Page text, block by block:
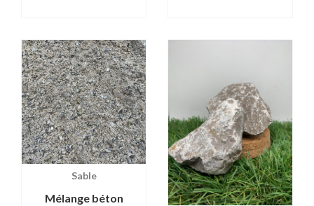
à
146.00€
Sable
Mélange béton